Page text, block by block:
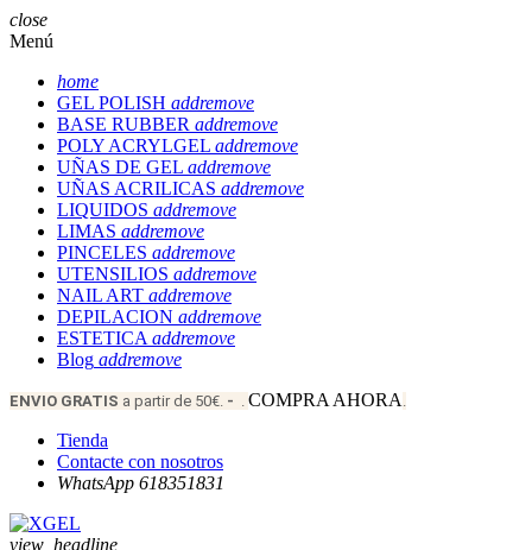
close
Menú
home
GEL POLISH addremove
BASE RUBBER addremove
POLY ACRYLGEL addremove
UÑAS DE GEL addremove
UÑAS ACRILICAS addremove
LIQUIDOS addremove
LIMAS addremove
PINCELES addremove
UTENSILIOS addremove
NAIL ART addremove
DEPILACION addremove
ESTETICA addremove
Blog addremove
ENVIO GRATIS a partir de 50€. - . COMPRA AHORA .
Tienda
Contacte con nosotros
WhatsApp 618351831
view_headline